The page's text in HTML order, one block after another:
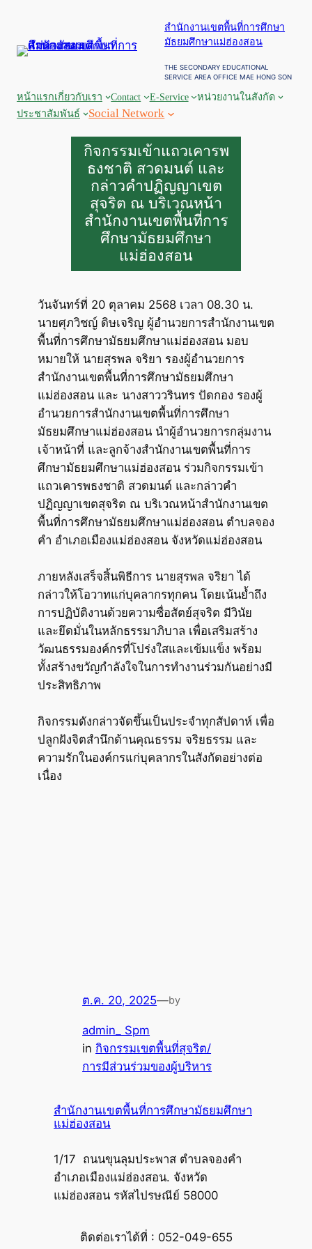
สำนักงานเขตพื้นที่การศึกษา
มัธยมศึกษาแม่ฮ่องสอน
THE SECONDARY EDUCATIONAL
SERVICE AREA OFFICE MAE HONG SON
หน้าแรกเกี่ยวกับเรา Contact E-Service
หน่วยงานในสังกัด
ประชาสัมพันธ์
Social Network
กิจกรรมเข้าแถวเคารพ
ธงชาติ สวดมนต์ และ
กล่าวคำปฏิญญาเขต
สุจริต ณ บริเวณหน้า
สำนักงานเขตพื้นที่การ
ศึกษามัธยมศึกษา
แม่ฮ่องสอน
วันจันทร์ที่ 20 ตุลาคม 2568 เวลา 08.30 น.
นายศุภวิชญ์ ดิษเจริญ ผู้อำนวยการสำนักงานเขต
พื้นที่การศึกษามัธยมศึกษาแม่ฮ่องสอน มอบ
หมายให้ นายสุรพล จริยา รองผู้อำนวยการ
สำนักงานเขตพื้นที่การศึกษามัธยมศึกษา
แม่ฮ่องสอน และ นางสาววรินทร ปัดกอง รองผู้
อำนวยการสำนักงานเขตพื้นที่การศึกษา
มัธยมศึกษาแม่ฮ่องสอน นำผู้อำนวยการกลุ่มงาน
เจ้าหน้าที่ และลูกจ้างสำนักงานเขตพื้นที่การ
ศึกษามัธยมศึกษาแม่ฮ่องสอน ร่วมกิจกรรมเข้า
แถวเคารพธงชาติ สวดมนต์ และกล่าวคำ
ปฏิญญาเขตสุจริต ณ บริเวณหน้าสำนักงานเขต
พื้นที่การศึกษามัธยมศึกษาแม่ฮ่องสอน ตำบลจอง
คำ อำเภอเมืองแม่ฮ่องสอน จังหวัดแม่ฮ่องสอน
ภายหลังเสร็จสิ้นพิธีการ นายสุรพล จริยา ได้
กล่าวให้โอวาทแก่บุคลากรทุกคน โดยเน้นย้ำถึง
การปฏิบัติงานด้วยความซื่อสัตย์สุจริต มีวินัย
และยึดมั่นในหลักธรรมาภิบาล เพื่อเสริมสร้าง
วัฒนธรรมองค์กรที่โปร่งใสและเข้มแข็ง พร้อม
ทั้งสร้างขวัญกำลังใจในการทำงานร่วมกันอย่างมี
ประสิทธิภาพ
กิจกรรมดังกล่าวจัดขึ้นเป็นประจำทุกสัปดาห์ เพื่อ
ปลูกฝังจิตสำนึกด้านคุณธรรม จริยธรรม และ
ความรักในองค์กรแก่บุคลากรในสังกัดอย่างต่อ
เนื่อง
ต.ค. 20, 2025—by
admin_ Spm
in กิจกรรมเขตพื้นที่สุจริต/
การมีส่วนร่วมของผู้บริหาร
สำนักงานเขตพื้นที่การศึกษามัธยมศึกษา
แม่ฮ่องสอน
1/17 ถนนขุนลุมประพาส ตำบลจองคำ
อำเภอเมืองแม่ฮ่องสอน. จังหวัด
แม่ฮ่องสอน รหัสไปรษณีย์ 58000
ติดต่อเราได้ที่ : 052-049-655